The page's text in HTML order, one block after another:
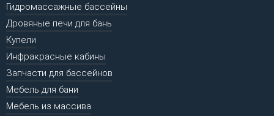
Гидромассажные бассейны
Дровяные печи для бань
Купели
Инфракрасные кабины
Запчасти для бассейнов
Мебель для бани
Мебель из массива